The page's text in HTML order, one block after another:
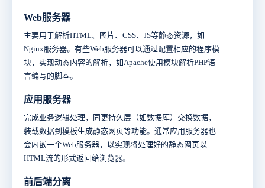
Web服务器
主要用于解析HTML、图片、CSS、JS等静态资源，如
Nginx服务器。有些Web服务器可以通过配置相应的程序模
块，实现动态内容的解析，如Apache使用模块解析PHP语
言编写的脚本。
应用服务器
完成业务逻辑处理，同更持久层（如数据库）交换数据，
装载数据到模板生成静态网页等功能。通常应用服务器也
会内嵌一个Web服务器，以实现将处理好的静态网页以
HTML流的形式返回给浏览器。
前后端分离